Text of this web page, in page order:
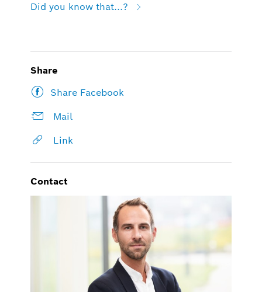
Did you know that...?
Share
Share Facebook
Mail
Link
Contact